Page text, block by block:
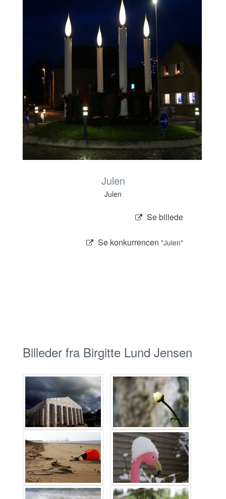
Julen
Julen
Se billede
Se konkurrencen "Julen"
Billeder fra Birgitte Lund Jensen